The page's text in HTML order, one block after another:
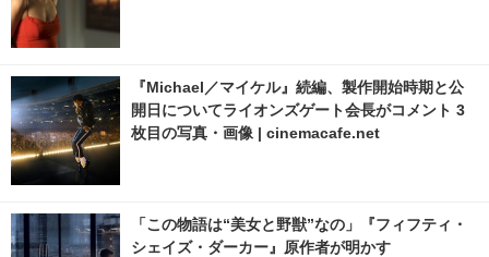
『Michael／マイケル』続編、製作開始時期と公
開日についてライオンズゲート会長がコメント 3
枚目の写真・画像 | cinemacafe.net
「この物語は“美女と野獣”なの」『フィフティ・
シェイズ・ダーカー』原作者が明かす